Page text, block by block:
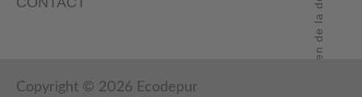
Copyright © 2026 Ecodepur